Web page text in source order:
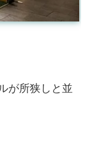
が所狭しと並